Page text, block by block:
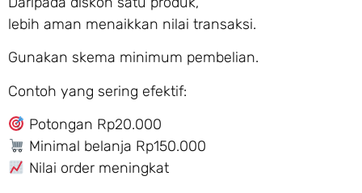
lebih aman menaikkan nilai transaksi.
Gunakan skema minimum pembelian.
Contoh yang sering efektif:
Potongan Rp20.000
Minimal belanja Rp150.000
Nilai order meningkat